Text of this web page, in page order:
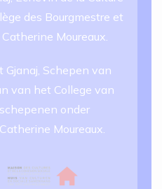
des Bourgmestre et
Moureaux.
Schepen van
van het College van
onder
Moureaux.